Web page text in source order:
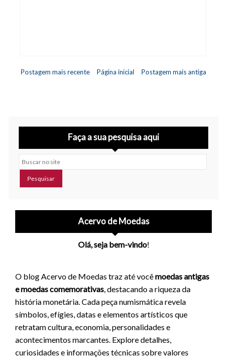
Postagem mais recente Postagem mais antiga
Página inicial
Faça a sua pesquisa aqui
Buscar no site
Acervo de Moedas
Olá, seja bem-vindo!
O blog Acervo de Moedas traz até vocêmoedas antigas
e moedas comemorativas, destacando a riqueza da
história monetária. Cada peça numismática revela
símbolos, efígies, datas e elementos artísticos que
retratam cultura, economia, personalidades e
acontecimentos marcantes. Explore detalhes,
curiosidades e informações técnicas sobre valores